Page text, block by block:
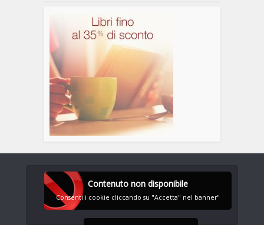
Contenuto non disponibile
Consenti i cookie cliccando su "Accetta" nel banner"